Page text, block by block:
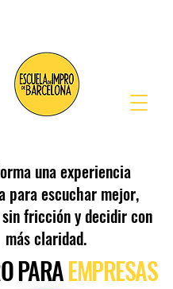
una experiencia
para escuchar mejor,
fricción y decidir con
más claridad.
PARAEMPRESAS